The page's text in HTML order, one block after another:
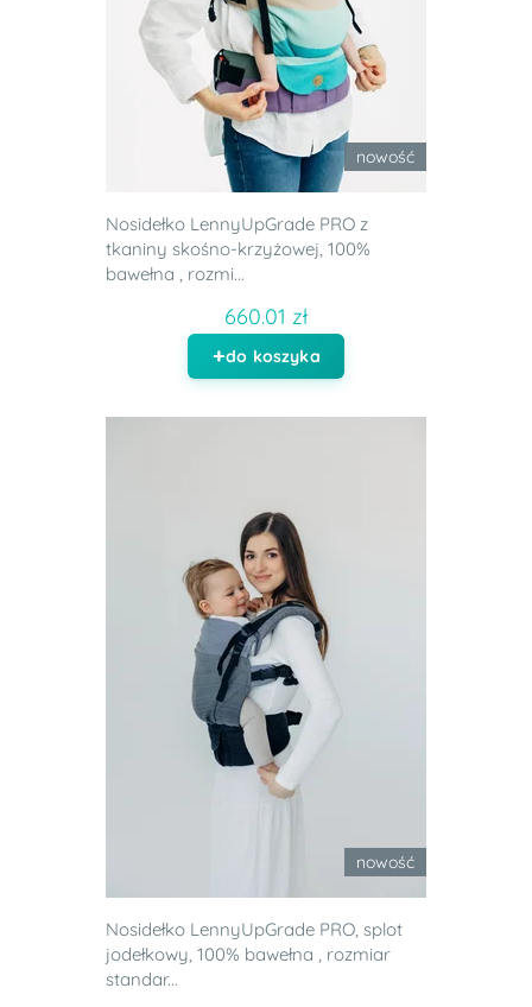
nowość
Nosidełko LennyUpGrade PRO z
tkaniny skośno-krzyżowej, 100%
bawełna , rozmi...
660.01 zł
do koszyka
nowość
Nosidełko LennyUpGrade PRO, splot
jodełkowy, 100% bawełna , rozmiar
standar...